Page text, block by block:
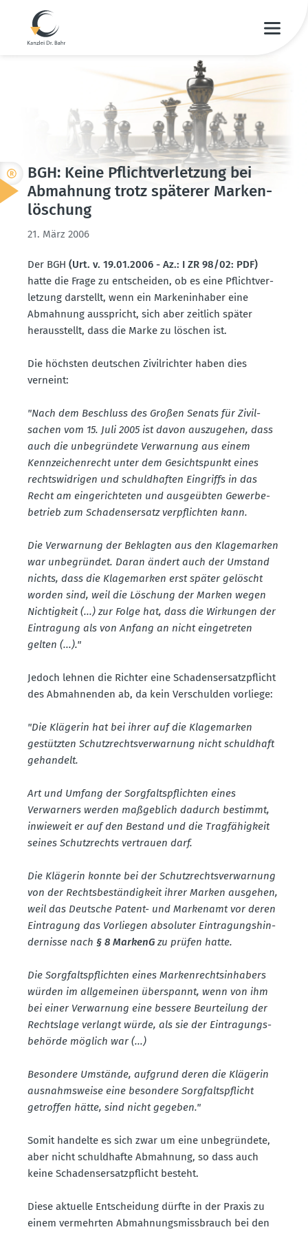
BGH: Keine Pflicht­ver­letzung bei
Abmahnung trotz späterer Marken­
lö­schung
21. März 2006
Der BGH (Urt. v. 19.01.2006 - Az.: I ZR 98/02: PDF)
hatte die Frage zu entscheiden, ob es eine Pflicht­ver­
letzung darstellt, wenn ein Marken­in­haber eine
Abmahnung ausspricht, sich aber zeitlich später
heraus­stellt, dass die Marke zu löschen ist.
Die höchsten deutschen Zivil­richter haben dies
verneint:
"Nach dem Beschluss des Großen Senats für Zivil­
sachen vom 15. Juli 2005 ist davon auszu­gehen, dass
auch die unbegründete Verwarnung aus einem
Kennzei­chen­recht unter dem Gesichts­punkt eines
rechts­wid­rigen und schuld­haften Eingriffs in das
Recht am einge­rich­teten und ausge­übten Gewer­be­
be­trieb zum Schadens­ersatz verpflichten kann.
Die Verwarnung der Beklagten aus den Klage­marken
war unbegründet. Daran ändert auch der Umstand
nichts, dass die Klage­marken erst später gelöscht
worden sind, weil die Löschung der Marken wegen
Nichtigkeit (...) zur Folge hat, dass die Wirkungen der
Eintragung als von Anfang an nicht einge­treten
gelten (...)."
Jedoch lehnen die Richter eine Schadens­er­satz­pflicht
des Abmah­nenden ab, da kein Verschulden vorliege:
"Die Klägerin hat bei ihrer auf die Klage­marken
gestützten Schutz­rechts­ver­warnung nicht schuldhaft
gehandelt.
Art und Umfang der Sorgfalts­pflichten eines
Verwarners werden maßgeblich dadurch bestimmt,
inwieweit er auf den Bestand und die Tragfä­higkeit
seines Schutz­rechts vertrauen darf.
Die Klägerin konnte bei der Schutz­rechts­ver­warnung
von der Rechts­be­stän­digkeit ihrer Marken ausgehen,
weil das Deutsche Patent- und Markenamt vor deren
Eintragung das Vorliegen absoluter Eintra­gungs­hin­
der­nisse nach § 8 MarkenGzu prüfen hatte.
Die Sorgfalts­pflichten eines Marken­rechts­in­habers
würden im allge­meinen überspannt, wenn von ihm
bei einer Verwarnung eine bessere Beurteilung der
Rechtslage verlangt würde, als sie der Eintra­gungs­
be­hörde möglich war (...)
Besondere Umstände, aufgrund deren die Klägerin
ausnahms­weise eine besondere Sorgfalts­pflicht
getroffen hätte, sind nicht gegeben."
Somit handelte es sich zwar um eine unbegründete,
aber nicht schuld­hafte Abmahnung, so dass auch
keine Schadens­er­satz­pflicht besteht.
Diese aktuelle Entscheidung dürfte in der Praxis zu
einem vermehrten Abmah­nungs­miss­brauch bei den